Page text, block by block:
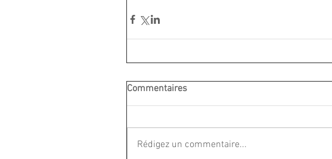
Commentaires
Rédigez un commentaire...